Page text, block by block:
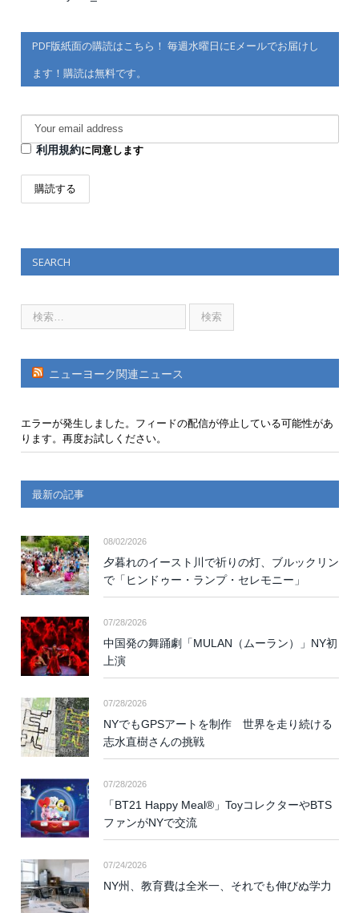
PDF版紙面の購読はこちら！ 毎週水曜日にEメールでお届けし
ます！購読は無料です。
利用規約に同意します
SEARCH
ニューヨーク関連ニュース
エラーが発生しました。フィードの配信が停止している可能性があ
ります。再度お試しください。
最新の記事
08/02/2026
夕暮れのイースト川で祈りの灯、ブルックリン
で「ヒンドゥー・ランプ・セレモニー」
07/28/2026
中国発の舞踊劇「MULAN（ムーラン）」NY初
上演
07/28/2026
NYでもGPSアートを制作 世界を走り続ける
志水直樹さんの挑戦
07/28/2026
「BT21 Happy Meal®」ToyコレクターやBTS
ファンがNYで交流
07/24/2026
NY州、教育費は全米一、それでも伸びぬ学力